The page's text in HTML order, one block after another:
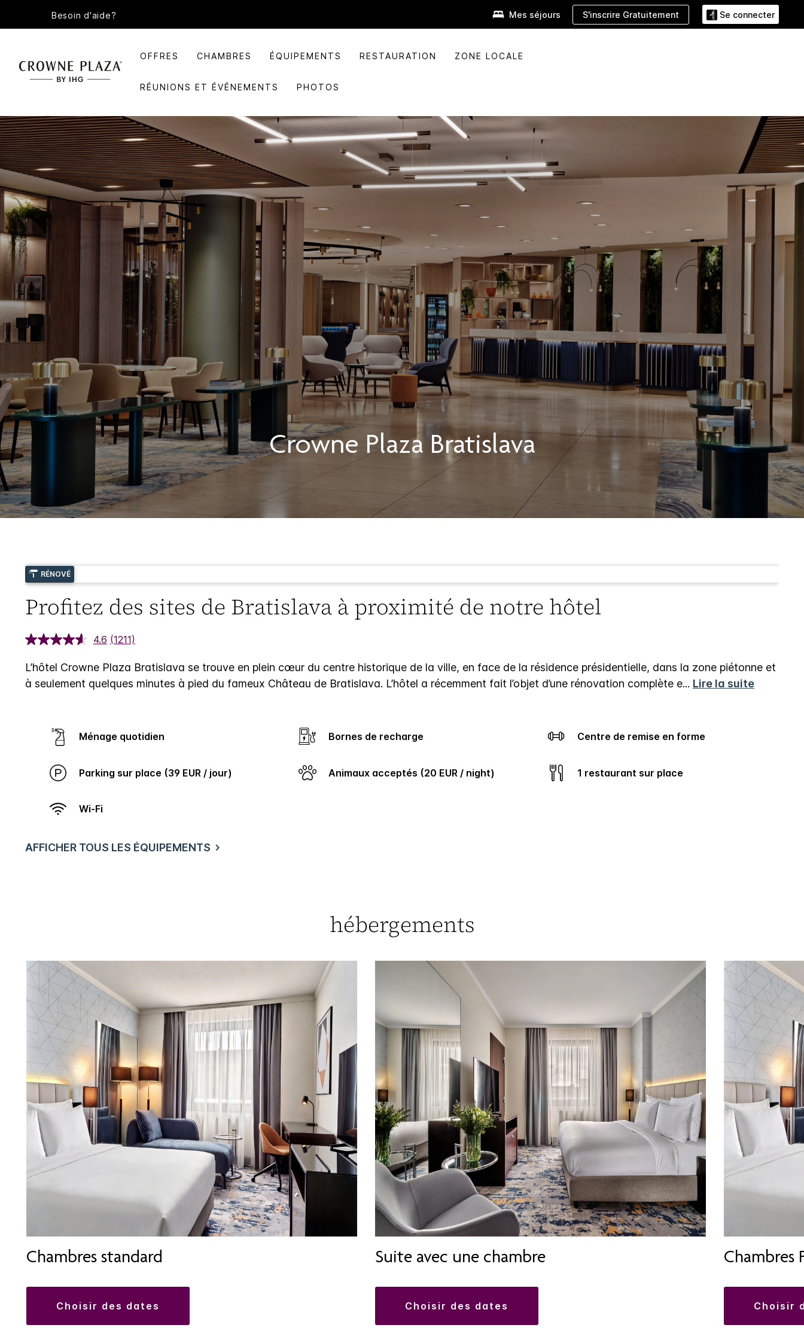
Besoin d'aide? Mes séjours S'inscrire Gratuitement Se connecter
OFFRES CHAMBRES ÉQUIPEMENTS RESTAURATION ZONE LOCALE
RÉUNIONS ET ÉVÉNEMENTS PHOTOS
Crowne Plaza Bratislava
RÉNOVÉ
Profitez des sites de Bratislava à proximité de notre hôtel
4.6 (1211)
L’hôtel Crowne Plaza Bratislava se trouve en plein cœur du centre historique de la ville, en face de la résidence présidentielle, dans la zone piétonne et
à seulement quelques minutes à pied du fameux Château de Bratislava. L’hôtel a récemment fait l’objet d’une rénovation complète e... Lire la suite
Ménage quotidien Bornes de recharge Centre de remise en forme
Parking sur place (39 EUR / jour) Animaux acceptés (20 EUR / night) 1 restaurant sur place
Wi-Fi
AFFICHER TOUS LES ÉQUIPEMENTS
hébergements
Chambres standard
choisir des dates
Suite avec une chambre
choisir des dates
Chambres
choisir